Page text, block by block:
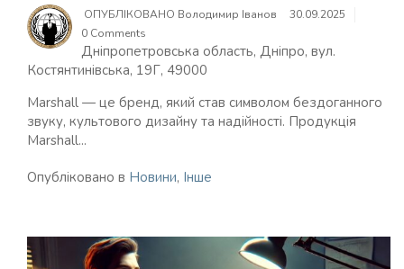
ОПУБЛІКОВАНО Володимир Іванов
30.09.2025
0 Comments
Дніпропетровська область, Дніпро, вул.
Костянтинівська, 19Г, 49000
Marshall — це бренд, який став символом бездоганного
звуку, культового дизайну та надійності. Продукція
Marshall...
Опубліковано в Новини, Інше